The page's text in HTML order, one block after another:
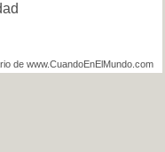
de www.CuandoEnElMundo.com